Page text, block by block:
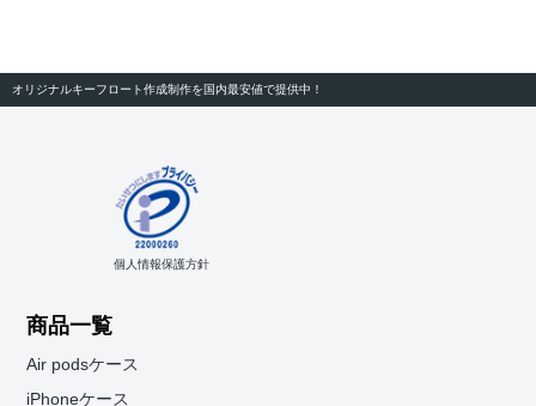
オリジナルキーフロート作成制作を国内最安値で提供中！
個人情報保護方針
商品一覧
Air podsケース
iPhoneケース